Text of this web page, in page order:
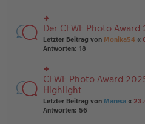
tr
a
g
e
n
er
B
a
g
u
n
g
el
es
n
er
B
ei
tr
a
rs
te
r
g
el
es
e
n
Der CEWE Photo
Letzter Beitrag von Monika54 «
Antworten: 18
rs
te
r
u
n
CEWE Photo Award
Highlight
Letzter Beitrag von Maresa «
Antworten: 56